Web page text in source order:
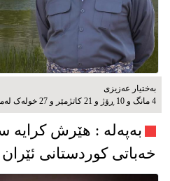
بەختیار عەزیزی
4 مانگ و 10 ڕۆژ و 21 کاتژمێر و 27 خوله‌ک له‌مه‌وپێش‌
به‌په‌له‌ : هێرش کرایە
خەباتی کوردستانی ئێران